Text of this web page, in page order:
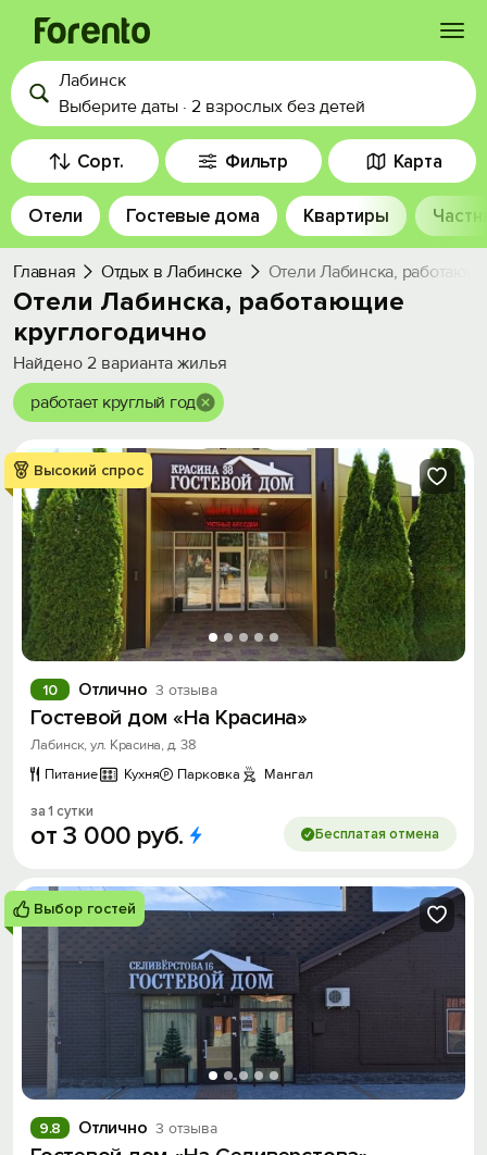
Войти
Избранное
История просмотра
Добавить свой объект
Лабинск
Выберите даты · 2 взрослых без детей
Сорт. Фильтр Карта
Отели Гостевые дома Квартиры
Главная Отдых в Лабинске Отели Лабинска,
Отели Лабинска, работающие
круглогодично
Найдено 2 варианта жилья
работает круглый год
Высокий спрос
Отлично 3 отзыва
10
Гостевой дом «На Красина»
Лабинск, ул. Красина, д. 38
Питание
Кухня Парковка Мангал
за 1 сутки
от3 000 руб. Бесплатая отмена
Выбор гостей
Отлично 3 отзыва
9.8